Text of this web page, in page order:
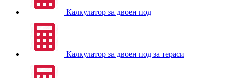
Калкулатор за двоен под
Калкулатор за двоен под за тераси